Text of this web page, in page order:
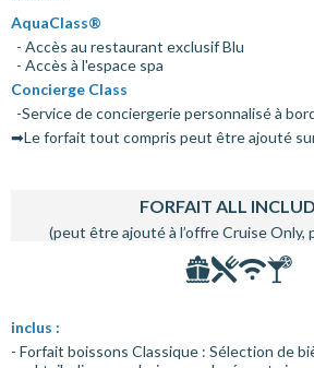
AquaClass®
- Accès au restaurant exclusif Blu
- Accès à l'espace spa
Concierge Class
-Service de conciergerie personnalisé à
➡Le forfait tout compris peut être ajouté
FORFAIT ALL
(peut être ajouté à l’offre Cruise Only,
inclus :
- Forfait boissons Classique : Sélection de